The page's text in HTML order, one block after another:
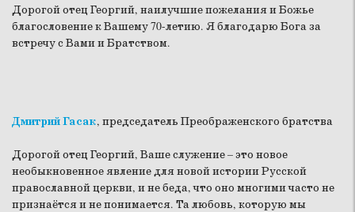
Дорогой отец Георгий, наилучшие пожелания и Божье
благословение к Вашему 70-летию. Я благодарю Бога за
встречу с Вами и Братством.
Дмитрий Гасак, председатель Преображенского братства
Дорогой отец Георгий, Ваше служение – это новое
необыкновенное явление для новой истории Русской
православной церкви, и не беда, что оно многими часто не
признаётся и не понимается. Та любовь, которую мы